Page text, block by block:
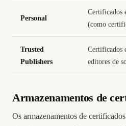
Personal
Certificados
(como
Trusted
Publishers
Certificados
editores de
Armazenamentos de
Os armazenamentos de